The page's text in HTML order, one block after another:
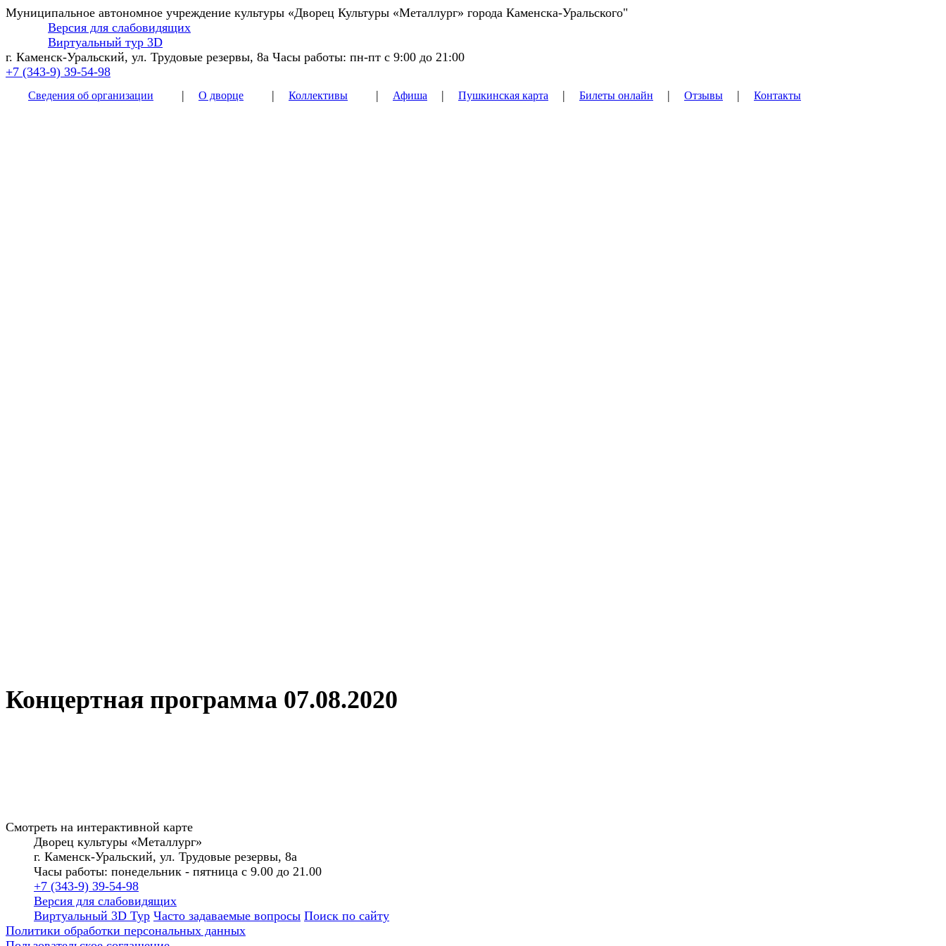
Муниципальное автономное учреждение культуры «Дворец Культуры «Металлург» города Каменска-Уральского"
Версия для слабовидящих
Виртуальный тур 3D
г. Каменск-Уральский, ул. Трудовые резервы, 8а Часы работы: пн-пт с 9:00 до 21:00
+7 (343-9) 39-54-98
Сведения об организации | О дворце | Коллективы | Афиша | Пушкинская карта | Билеты онлайн | Отзывы | Контакты
Концертная программа 07.08.2020
Смотреть на интерактивной карте
Дворец культуры «Металлург»
г. Каменск-Уральский, ул. Трудовые резервы, 8а
Часы работы: понедельник - пятница с 9.00 до 21.00
+7 (343-9) 39-54-98
Версия для слабовидящих
Виртуальный 3D Тур Часто задаваемые вопросы Поиск по сайту
Политики обработки персональных данных